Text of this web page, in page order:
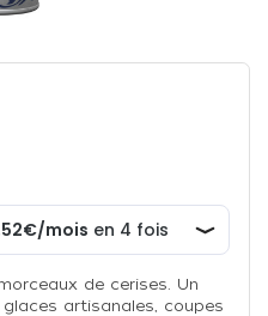
de cerises. Un
artisanales, coupes